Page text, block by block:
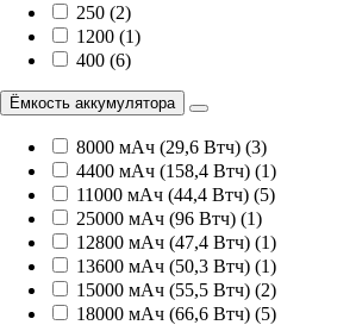
250 (2)
1200 (1)
400 (6)
Ёмкость аккумулятора
8000 мАч (29,6 Втч) (3)
4400 мАч (158,4 Втч) (1)
11000 мАч (44,4 Втч) (5)
25000 мАч (96 Втч) (1)
12800 мАч (47,4 Втч) (1)
13600 мАч (50,3 Втч) (1)
15000 мАч (55,5 Втч) (2)
18000 мАч (66,6 Втч) (5)